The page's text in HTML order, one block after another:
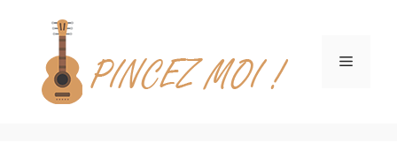
contenu
Menu